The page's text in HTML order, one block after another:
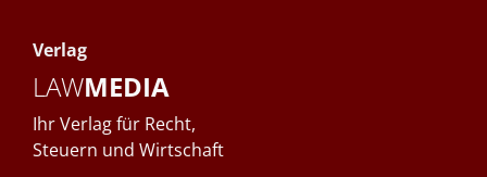
Verlag
LAWMEDIA
Ihr Verlag für Recht,
Steuern und Wirtschaft